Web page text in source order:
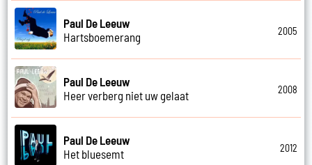
Paul De Leeuw
Hartsboemerang
2005
Paul De Leeuw
Heer verberg niet uw gelaat
2008
Paul De Leeuw
Het bluesemt
2012